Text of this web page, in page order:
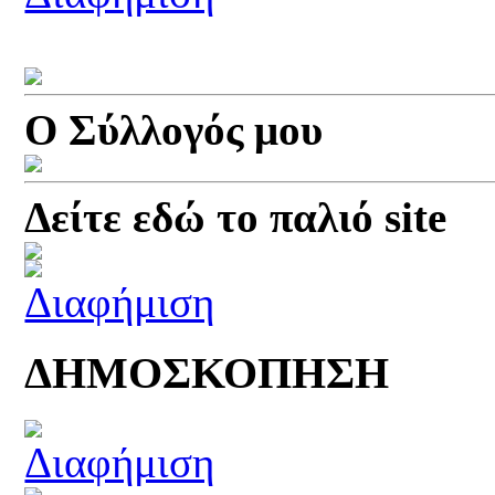
Ο Σύλλογός μου
Δείτε εδώ το παλιό site
ΔΗΜΟΣΚΟΠΗΣΗ